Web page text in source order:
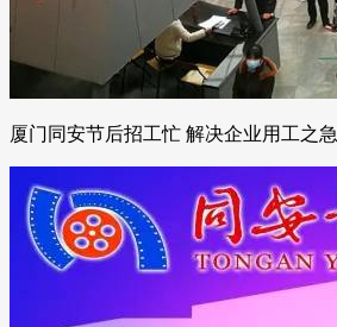
厦门同安节后招工忙 解决企业用工之急